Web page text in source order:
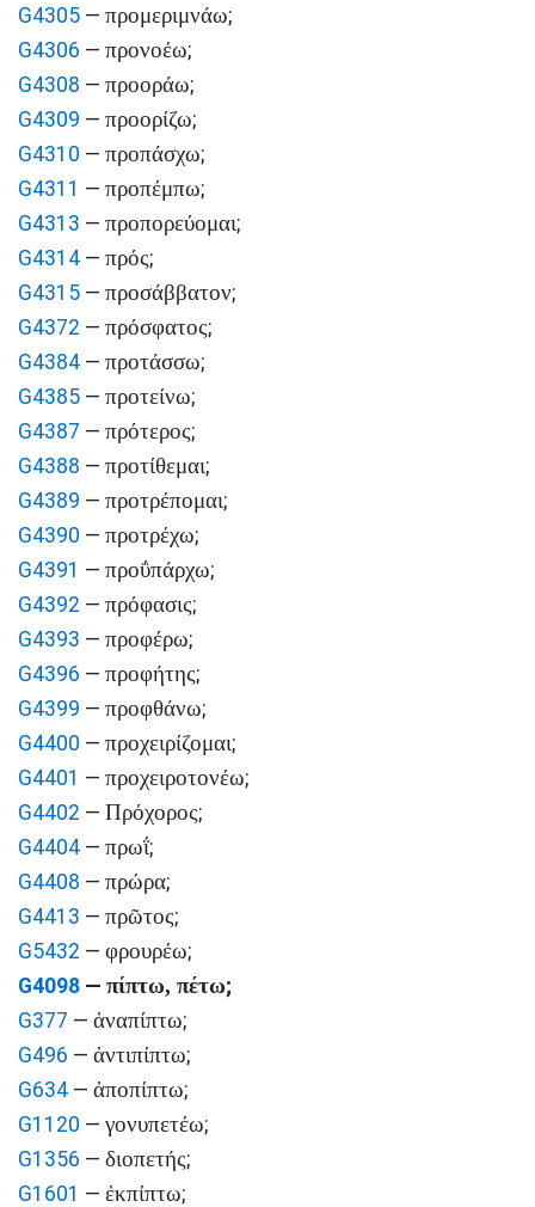
G4305 — προμεριμνάω;
G4306 — προνοέω;
G4308 — προοράω;
G4309 — προορίζω;
G4310 — προπάσχω;
G4311 — προπέμπω;
G4313 — προπορεύομαι;
G4314 — πρός;
G4315 — προσάββατον;
G4372 — πρόσφατος;
G4384 — προτάσσω;
G4385 — προτείνω;
G4387 — πρότερος;
G4388 — προτίθεμαι;
G4389 — προτρέπομαι;
G4390 — προτρέχω;
G4391 — προΰπάρχω;
G4392 — πρόφασις;
G4393 — προφέρω;
G4396 — προφήτης;
G4399 — προφθάνω;
G4400 — προχειρίζομαι;
G4401 — προχειροτονέω;
G4402 — Πρόχορος;
G4404 — πρωΐ;
G4408 — πρώρα;
G4413 — πρῶτος;
G5432 — φρουρέω;
G4098 — πίπτω, πέτω;
G377 — ἀναπίπτω;
G496 — ἀντιπίπτω;
G634 — ἀποπίπτω;
G1120 — γονυπετέω;
G1356 — διοπετής;
G1601 — ἐκπίπτω;